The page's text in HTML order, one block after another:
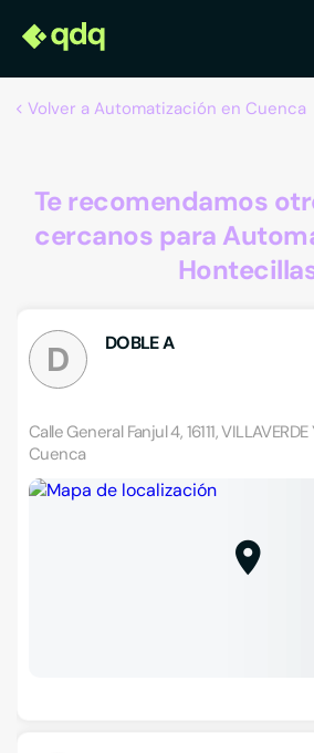
Volver a Automatización en Cuenca
Te recomendamos
cercanos para
D DOBLE A
Calle General Fanjul 4, 16111,
Cuenca